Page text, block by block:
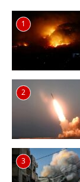
1
2
3